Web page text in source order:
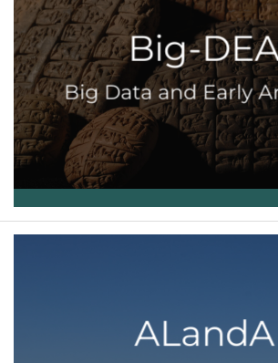
Big-
Big Data and Early
ALandA